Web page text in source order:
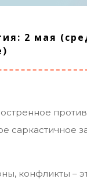
2 мая
саркастичное
конфликты –